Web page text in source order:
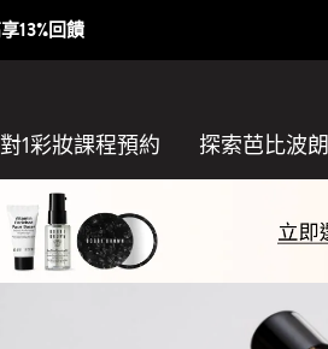
13%回饋
1彩妝課程預約​ 探索芭比波朗